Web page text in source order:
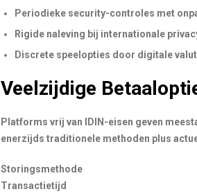
Periodieke security-controles met
Rigide naleving bij internationale
Discrete speelopties door digitale
Veelzijdige
Platforms vrij van IDIN-eisen geven
enerzijds traditionele methoden plus
Storingsmethode
Transactietijd